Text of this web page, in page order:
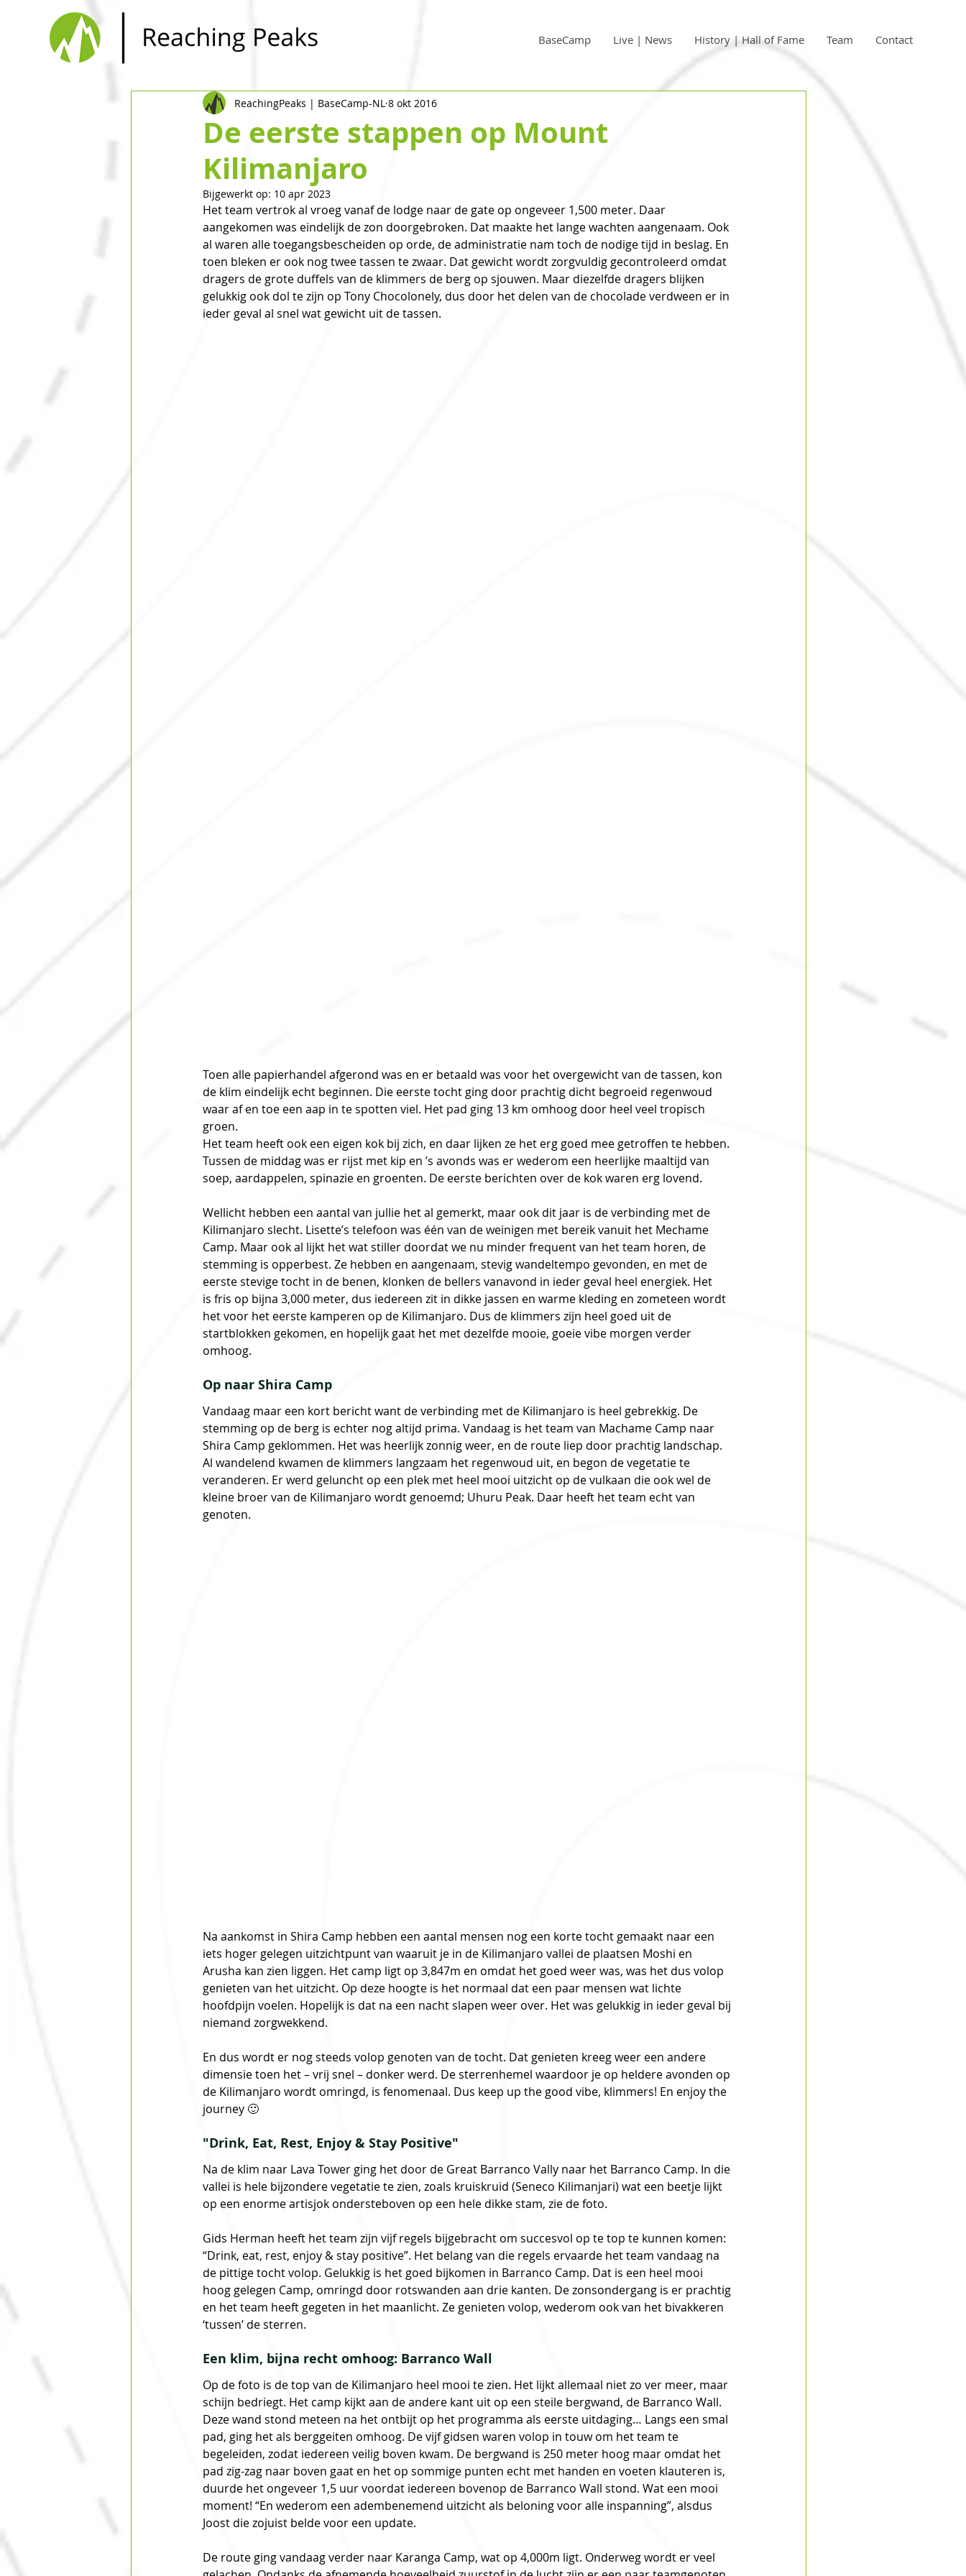
BaseCamp Live | News History | Hall of Fame Team Contact
De eerste stappen op Mount
Kilimanjaro
ReachingPeaks | BaseCamp-NL 8 okt 2016
Bijgewerkt op: 10 apr 2023
Het team vertrok al vroeg vanaf de lodge naar de gate op ongeveer 1,500 meter. Daar
aangekomen was eindelijk de zon doorgebroken. Dat maakte het lange wachten aangenaam. Ook
al waren alle toegangsbescheiden op orde, de administratie nam toch de nodige tijd in beslag. En
toen bleken er ook nog twee tassen te zwaar. Dat gewicht wordt zorgvuldig gecontroleerd omdat
dragers de grote duffels van de klimmers de berg op sjouwen. Maar diezelfde dragers blijken
gelukkig ook dol te zijn op Tony Chocolonely, dus door het delen van de chocolade verdween er in
ieder geval al snel wat gewicht uit de tassen.
Toen alle papierhandel afgerond was en er betaald was voor het overgewicht van de tassen, kon
de klim eindelijk echt beginnen. Die eerste tocht ging door prachtig dicht begroeid regenwoud
waar af en toe een aap in te spotten viel. Het pad ging 13 km omhoog door heel veel tropisch
groen.
Het team heeft ook een eigen kok bij zich, en daar lijken ze het erg goed mee getroffen te hebben.
Tussen de middag was er rijst met kip en ’s avonds was er wederom een heerlijke maaltijd van
soep, aardappelen, spinazie en groenten. De eerste berichten over de kok waren erg lovend.
Wellicht hebben een aantal van jullie het al gemerkt, maar ook dit jaar is de verbinding met de
Kilimanjaro slecht. Lisette’s telefoon was één van de weinigen met bereik vanuit het Mechame
Camp. Maar ook al lijkt het wat stiller doordat we nu minder frequent van het team horen, de
stemming is opperbest. Ze hebben en aangenaam, stevig wandeltempo gevonden, en met de
eerste stevige tocht in de benen, klonken de bellers vanavond in ieder geval heel energiek. Het
is fris op bijna 3,000 meter, dus iedereen zit in dikke jassen en warme kleding en zometeen wordt
het voor het eerste kamperen op de Kilimanjaro. Dus de klimmers zijn heel goed uit de
startblokken gekomen, en hopelijk gaat het met dezelfde mooie, goeie vibe morgen verder
omhoog.
Op naar Shira Camp
Vandaag maar een kort bericht want de verbinding met de Kilimanjaro is heel gebrekkig. De
stemming op de berg is echter nog altijd prima. Vandaag is het team van Machame Camp naar
Shira Camp geklommen. Het was heerlijk zonnig weer, en de route liep door prachtig landschap.
Al wandelend kwamen de klimmers langzaam het regenwoud uit, en begon de vegetatie te
veranderen. Er werd geluncht op een plek met heel mooi uitzicht op de vulkaan die ook wel de
kleine broer van de Kilimanjaro wordt genoemd; Uhuru Peak. Daar heeft het team echt van
genoten.
Na aankomst in Shira Camp hebben een aantal mensen nog een korte tocht gemaakt naar een
iets hoger gelegen uitzichtpunt van waaruit je in de Kilimanjaro vallei de plaatsen Moshi en
Arusha kan zien liggen. Het camp ligt op 3,847m en omdat het goed weer was, was het dus volop
genieten van het uitzicht. Op deze hoogte is het normaal dat een paar mensen wat lichte
hoofdpijn voelen. Hopelijk is dat na een nacht slapen weer over. Het was gelukkig in ieder geval bij
niemand zorgwekkend.
En dus wordt er nog steeds volop genoten van de tocht. Dat genieten kreeg weer een andere
dimensie toen het – vrij snel – donker werd. De sterrenhemel waardoor je op heldere avonden op
de Kilimanjaro wordt omringd, is fenomenaal. Dus keep up the good vibe, klimmers! En enjoy the
journey 🙂
"Drink, Eat, Rest, Enjoy & Stay Positive"
Na de klim naar Lava Tower ging het door de Great Barranco Vally naar het Barranco Camp. In die
vallei is hele bijzondere vegetatie te zien, zoals kruiskruid (Seneco Kilimanjari) wat een beetje lijkt
op een enorme artisjok ondersteboven op een hele dikke stam, zie de foto.
Gids Herman heeft het team zijn vijf regels bijgebracht om succesvol op te top te kunnen komen:
“Drink, eat, rest, enjoy & stay positive”. Het belang van die regels ervaarde het team vandaag na
de pittige tocht volop. Gelukkig is het goed bijkomen in Barranco Camp. Dat is een heel mooi
hoog gelegen Camp, omringd door rotswanden aan drie kanten. De zonsondergang is er prachtig
en het team heeft gegeten in het maanlicht. Ze genieten volop, wederom ook van het bivakkeren
‘tussen’ de sterren.
Een klim, bijna recht omhoog: Barranco Wall
Op de foto is de top van de Kilimanjaro heel mooi te zien. Het lijkt allemaal niet zo ver meer, maar
schijn bedriegt. Het camp kijkt aan de andere kant uit op een steile bergwand, de Barranco Wall.
Deze wand stond meteen na het ontbijt op het programma als eerste uitdaging… Langs een smal
pad, ging het als berggeiten omhoog. De vijf gidsen waren volop in touw om het team te
begeleiden, zodat iedereen veilig boven kwam. De bergwand is 250 meter hoog maar omdat het
pad zig-zag naar boven gaat en het op sommige punten echt met handen en voeten klauteren is,
duurde het ongeveer 1,5 uur voordat iedereen bovenop de Barranco Wall stond. Wat een mooi
moment! “En wederom een adembenemend uitzicht als beloning voor alle inspanning”, alsdus
Joost die zojuist belde voor een update.
De route ging vandaag verder naar Karanga Camp, wat op 4,000m ligt. Onderweg wordt er veel